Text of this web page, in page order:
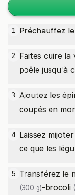
1 Préchauffez
2 Faites cuire la
poêle jusqu'à
3 Ajoutez les
coupés en
4 Laissez
ce que les
5 Transférez le
(300 g)-brocoli